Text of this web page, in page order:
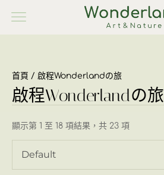
首頁 / 啟程Wonderlandの旅
啟程Wonderlandの旅
顯示第 1 至 18 項結果，共 23 項
Default